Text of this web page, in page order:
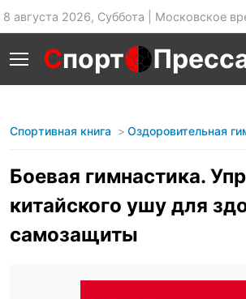
8 августа 2026, Суббота | Московское
Спорт
Спортивная книга Оздоровительная
Боевая гимнастика.
китайского ушу для
самозащиты